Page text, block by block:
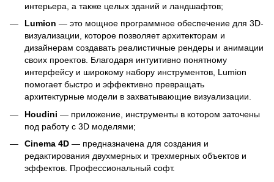
интерьера, а также целых зданий и ландшафтов;
Lumion — это мощное программное обеспечение для 3D-
визуализации, которое позволяет архитекторам и
дизайнерам создавать реалистичные рендеры и анимации
своих проектов. Благодаря интуитивно понятному
интерфейсу и широкому набору инструментов, Lumion
помогает быстро и эффективно превращать
архитектурные модели в захватывающие визуализации.
Houdini — приложение, инструменты в котором заточены
под работу с 3D моделями;
Cinema 4D — предназначена для создания и
редактирования двухмерных и трехмерных объектов и
эффектов. Профессиональный софт.